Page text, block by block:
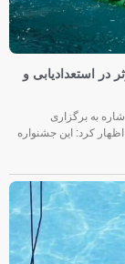
سال گامی مؤثر در استعدادیابی و
به برگزاری
شنا اظهار کرد: این جشنواره